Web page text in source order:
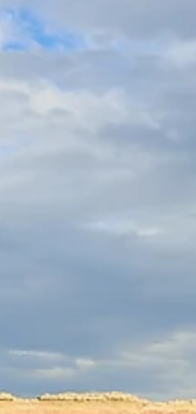
Foire de St-Martin-en-
Haut